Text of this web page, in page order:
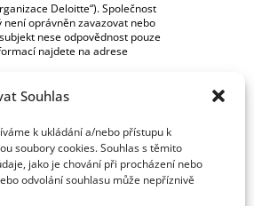
Souhlas
k ukládání a/nebo přístupu k
soubory cookies. Souhlas s těmito
jako je chování při procházení nebo
odvolání souhlasu může nepříznivě
Deloitte“). Společnost
oprávněn zavazovat nebo
nese odpovědnost pouze
najdete na adrese